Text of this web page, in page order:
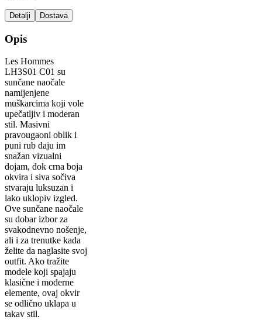
Detalji Dostava
Opis
Les Hommes
LH3S01 C01 su
sunčane naočale
namijenjene
muškarcima koji vole
upečatljiv i moderan
stil. Masivni
pravougaoni oblik i
puni rub daju im
snažan vizualni
dojam, dok crna boja
okvira i siva sočiva
stvaraju luksuzan i
lako uklopiv izgled.
Ove sunčane naočale
su dobar izbor za
svakodnevno nošenje,
ali i za trenutke kada
želite da naglasite svoj
outfit. Ako tražite
modele koji spajaju
klasične i moderne
elemente, ovaj okvir
se odlično uklapa u
takav stil.